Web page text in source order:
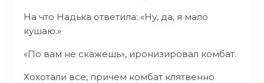
На что Надька ответила: «Ну, да, я мало
кушаю.»
«По вам не скажешь», иронизировал комбат.
Хохотали все, причем комбат клятвенно